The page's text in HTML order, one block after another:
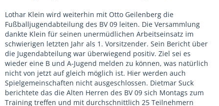
Lothar Klein wird weiterhin mit Otto Geilenberg die
Fußballjugendabteilung des BV 09 leiten. Die Versammlung
dankte Klein für seinen unermüdlichen Arbeitseinsatz im
schwierigen letzten Jahr als 1. Vorsitzender. Sein Bericht über
die Jugendabteilung war überwiegend positiv. Ziel sei es
wieder eine B und A-Jugend melden zu können, was natürlich
nicht von jetzt auf gleich möglich ist. Hier werden auch
Spielgemeinschaften nicht ausgeschlossen. Dietmar Suck
berichtete das die Alten Herren des BV 09 sich Montags zum
Training treffen und mit durchschnittlich 25 Teilnehmern